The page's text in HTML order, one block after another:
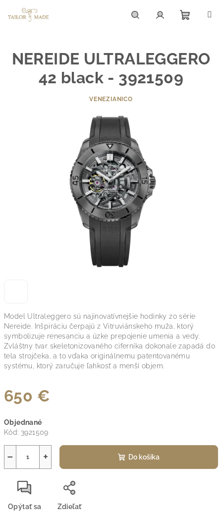
košík
Model Ultraleggero sú najinovatívnejšie hodinky zo série
Nereide. Inšpiráciu čerpajú z Vitruviánskeho muža, ktorý
symbolizuje renesanciu a úzke prepojenie umenia a vedy.
Zvláštny tvar skeletonizovaného ciferníka dokonale zapadá do
tela strojčeka, a to vďaka originálnemu patentovanému
systému, ktorý zaručuje ľahkosť a menší objem.
650 €
cena:
Objednané
Kód: 3921509
+
− Do košíka
Opýtať sa Zdieľať
NEREIDE ULTRALEGGERO
42 black - 3921509
VENEZIANICO